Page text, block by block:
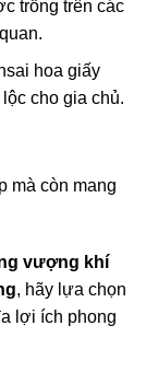
trồng trên các
hoa giấy
cho gia chủ.
mà còn mang
vượng khí
, hãy lựa chọn
lợi ích phong